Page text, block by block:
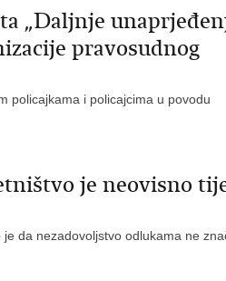
„Daljnje
pravosudnog
policajkama i policajcima u povodu
je neovisno
da nezadovoljstvo odlukama ne